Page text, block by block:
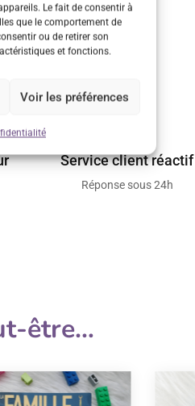
Le fait de consentir à
que le comportement de
ou de retirer son
et fonctions.
Voir les préférences
Service client réactif
Réponse sous 24h
être…